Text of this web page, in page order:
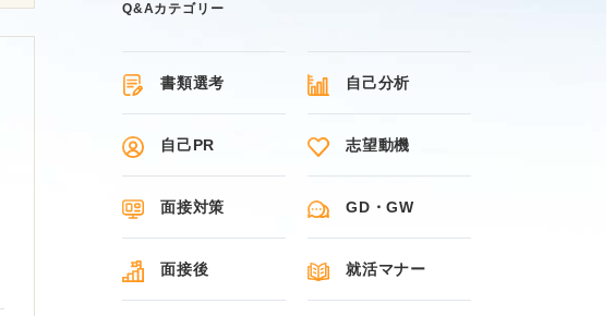
Q&Aカテゴリー
書類選考 自己分析
自己PR 志望動機
面接対策 GD・GW
面接後 就活マナー